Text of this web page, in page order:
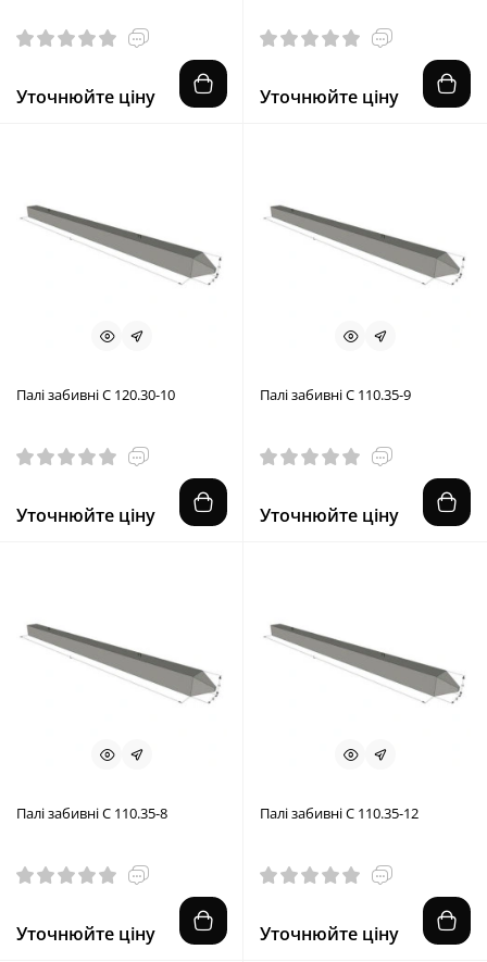
Уточнюйте ціну Уточнюйте ціну
Палі забивні С 120.30-10
Уточнюйте ціну
Палі забивні С 110.35-9
Уточнюйте ціну
Палі забивні С 110.35-8
Уточнюйте ціну
Палі забивні С 110.35-12
Уточнюйте ціну